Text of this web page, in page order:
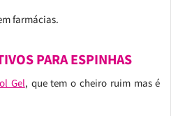
farmácias.
PARA ESPINHAS
Gel, que tem o cheiro ruim mas é